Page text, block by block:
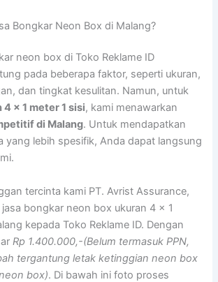
Bongkar Neon Box di Malang?
neon box di Toko Reklame ID
pada beberapa faktor, seperti ukuran,
dan tingkat kesulitan. Namun, untuk
x 1 meter 1 sisi, kami menawarkan
di Malang. Untuk mendapatkan
yang lebih spesifik, Anda dapat langsung
tercinta kami PT. Avrist Assurance,
bongkar neon box ukuran 4 x 1
kepada Toko Reklame ID. Dengan
Rp 1.400.000,-(Belum termasuk PPN,
tergantung letak ketinggian neon box
box). Di bawah ini foto proses